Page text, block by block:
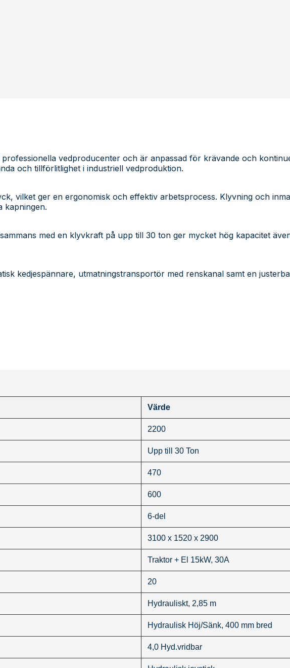
vedproducenter och är anpassad för krävande och
och tillförlitlighet i industriell vedproduktion.
vilket ger en ergonomisk och effektiv arbetsprocess. Klyvning och
kapningen.
med en klyvkraft på upp till 30 ton ger mycket hög kapacitet
kedjespännare, utmatningstransportör med renskanal samt en
Värde
2200
Upp till 30 Ton
470
600
6-del
3100 x 1520 x 2900
Traktor + El 15kW, 30A
20
Hydrauliskt, 2,85 m
Hydraulisk Höj/Sänk, 400 mm bred
4,0 Hyd.vridbar